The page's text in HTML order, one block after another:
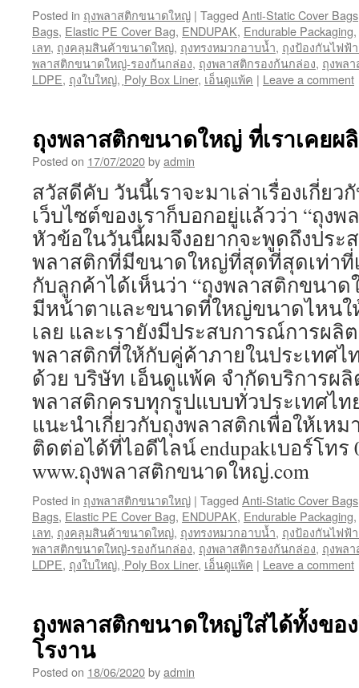
Posted in ถุงพลาสติกขนาดใหญ่ | Tagged Anti-Static Cover Bags
Bags, Elastic PE Cover Bag, ENDUPAK, Endurable Packaging,
เลท, ถุงคลุมสินค้าขนาดใหญ่, ถุงทรงหมวกอาบน้ำ, ถุงป้องกันไฟฟ้
พลาสติกขนาดใหญ่-รองก้นกล่อง, ถุงพลาสติกรองก้นกล่อง, ถุงพล
LDPE, ถุงใบใหญ่, ฺPoly Box Liner, เอ็นดูแพ้ค | Leave a comment
ถุงพลาสติกขนาดใหญ่ ที่เราเคย
Posted on 17/07/2020byadmin
สวัสดีคับ วันนี้เราจะมาเล่าเรื่องเกี่ยว
เว็บไซต์ของเราก็บอกอยู่แล้วว่า “ถุง
หัวข้อในวันนี้ผมจึงอยากจะพูดถึงประ
พลาสติกที่มีขนาดใหญ่ที่สุดที่สุดเท่าที่
กับลูกค้าได้เห็นว่า “ถุงพลาสติกขนาด
มีหน้าตาและขนาดที่ใหญ่ขนาดไหนใ
เลย และเรายังมีประสบการณ์การผลิ
พลาสติกที่ให้กับคู่ค้าภายในประเทศไ
ด้วย บริษัท เอ็นดูแพ้ค จำกัดบริการผ
พลาสติกครบทุกรูปแบบทั่วประเทศไ
แนะนำเกี่ยวกับถุงพลาสติกเพื่อให้เห
ติดต่อได้ที่ไอดีไลน์ endupakเบอร์โทร
www.ถุงพลาสติกขนาดใหญ่.com
Posted in ถุงพลาสติกขนาดใหญ่ | Tagged Anti-Static Cover Bags
Bags, Elastic PE Cover Bag, ENDUPAK, Endurable Packaging,
เลท, ถุงคลุมสินค้าขนาดใหญ่, ถุงทรงหมวกอาบน้ำ, ถุงป้องกันไฟฟ้
พลาสติกขนาดใหญ่-รองก้นกล่อง, ถุงพลาสติกรองก้นกล่อง, ถุงพล
LDPE, ถุงใบใหญ่, ฺPoly Box Liner, เอ็นดูแพ้ค | Leave a comment
ถุงพลาสติกขนาดใหญ่ใส่ได้ทั้งขอ
โรงาน
Posted on 18/06/2020byadmin